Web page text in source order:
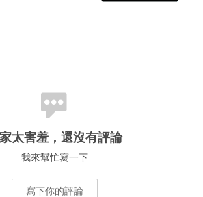
太害羞，還沒有評論
我來幫忙寫一下
寫下你的評論